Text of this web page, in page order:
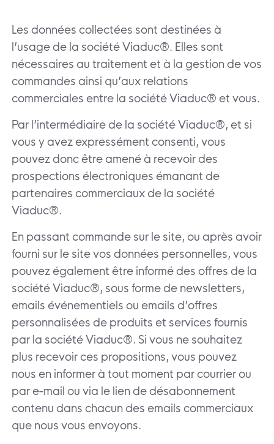
Les données collectées sont destinées à
l’usage de la société Viaduc®. Elles sont
nécessaires au traitement et à la gestion de vos
commandes ainsi qu’aux relations
commerciales entre la société Viaduc® et vous.
Par l’intermédiaire de la société Viaduc®, et si
vous y avez expressément consenti, vous
pouvez donc être amené à recevoir des
prospections électroniques émanant de
partenaires commerciaux de la société
Viaduc®.
En passant commande sur le site, ou après avoir
fourni sur le site vos données personnelles, vous
pouvez également être informé des offres de la
société Viaduc®, sous forme de newsletters,
emails événementiels ou emails d’offres
personnalisées de produits et services fournis
par la société Viaduc®. Si vous ne souhaitez
plus recevoir ces propositions, vous pouvez
nous en informer à tout moment par courrier ou
par e-mail ou via le lien de désabonnement
contenu dans chacun des emails commerciaux
que nous vous envoyons.